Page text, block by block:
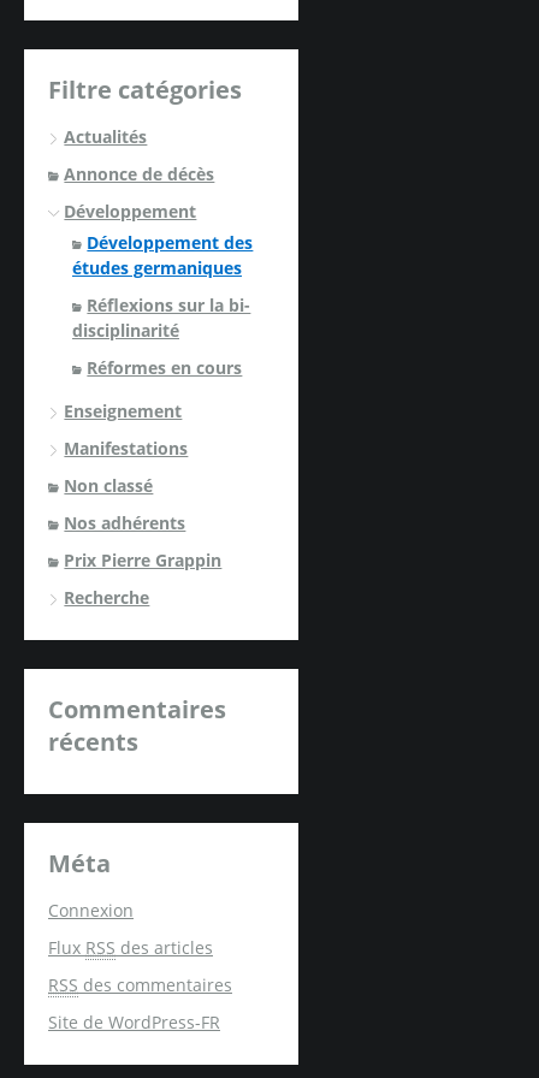
Filtre catégories
Actualités
Annonce de décès
Développement
Développement des
études germaniques
Réflexions sur la bi-
disciplinarité
Réformes en cours
Enseignement
Manifestations
Non classé
Nos adhérents
Prix Pierre Grappin
Recherche
Commentaires
récents
Méta
Connexion
Flux RSS des articles
RSS des commentaires
Site de WordPress-FR